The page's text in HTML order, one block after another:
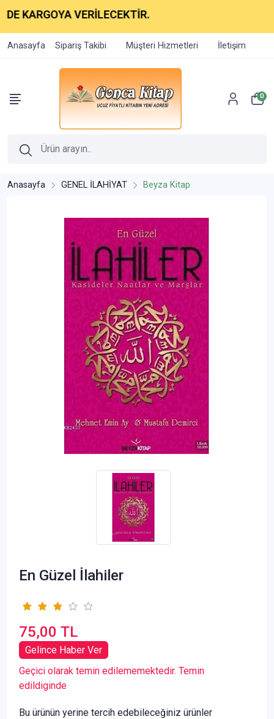
VERİLECEKTİR.
Anasayfa Sipariş Takibi Müşteri Hizmetleri İletişim
0
Anasayfa GENEL İLAHİYAT Beyza Kitap
En Güzel İlahiler
75,00 TL
Gelince Haber Ver
Geçici olarak temin edilememektedir. Temin
edildiginde
Bu ürünün yerine tercih edebileceğiniz ürünler